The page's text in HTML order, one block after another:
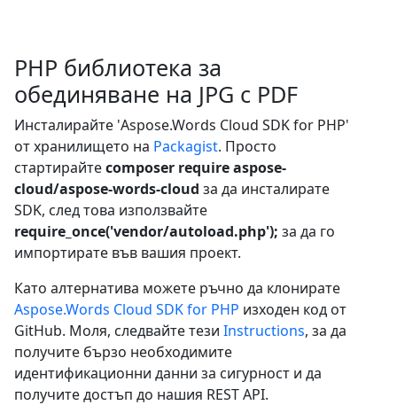
PHP библиотека за
обединяване на JPG с PDF
Инсталирайте 'Aspose.Words Cloud SDK for PHP'
от хранилището на Packagist. Просто
стартирайтеcomposer require aspose-
cloud/aspose-words-cloud за да инсталирате
SDK, след това използвайте
require_once('vendor/autoload.php'); за да го
импортирате във вашия проект.
Като алтернатива можете ръчно да клонирате
Aspose.Words Cloud SDK for PHP изходен код от
GitHub. Моля, следвайте тези Instructions, за да
получите бързо необходимите
идентификационни данни за сигурност и да
получите достъп до нашия REST API.